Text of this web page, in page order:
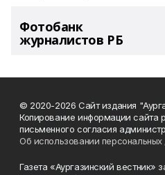
Фотобанк
журналистов РБ
© 2020-2026 Сайт издания
Копирование информации сайта
письменного согласия
Об использовании персональных
Газета «Аургазинский вестник»